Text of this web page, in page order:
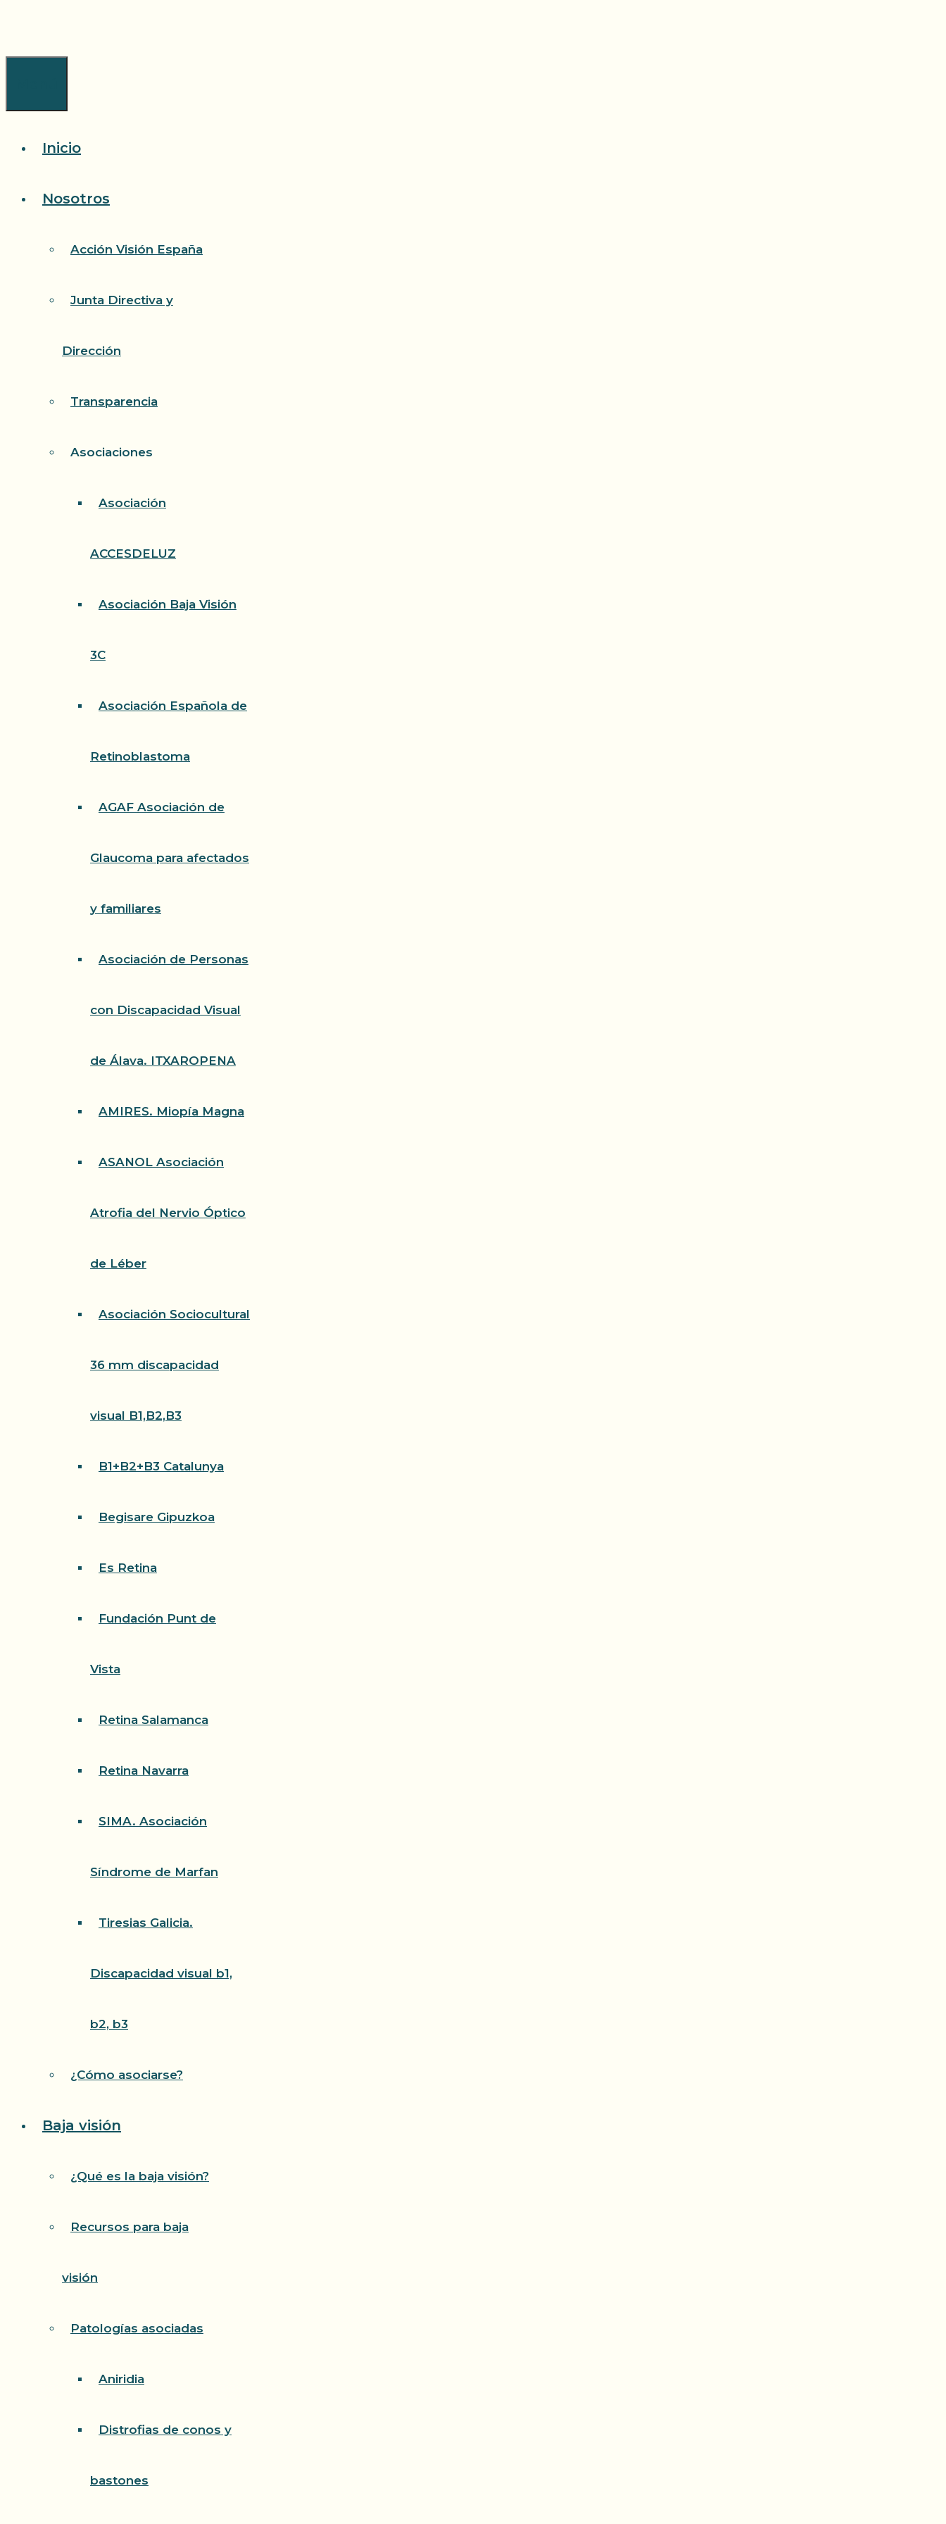
Inicio
Nosotros
Acción Visión España
Junta Directiva y
Dirección
Transparencia
Asociaciones
Asociación
ACCESDELUZ
Asociación Baja Visión
3C
Asociación Española de
Retinoblastoma
AGAF Asociación de
Glaucoma para afectados
y familiares
Asociación de Personas
con Discapacidad Visual
de Álava. ITXAROPENA
AMIRES. Miopía Magna
ASANOL Asociación
Atrofia del Nervio Óptico
de Léber
Asociación Sociocultural
36 mm discapacidad
visual B1,B2,B3
B1+B2+B3 Catalunya
Begisare Gipuzkoa
Es Retina
Fundación Punt de
Vista
Retina Salamanca
Retina Navarra
SIMA. Asociación
Síndrome de Marfan
Tiresias Galicia.
Discapacidad visual b1,
b2, b3
¿Cómo asociarse?
Baja visión
¿Qué es la baja visión?
Recursos para baja
visión
Patologías asociadas
Aniridia
Distrofias de conos y
bastones